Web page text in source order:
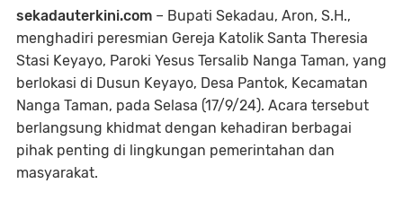
sekadauterkini.com – Bupati Sekadau, Aron, S.H.,
menghadiri peresmian Gereja Katolik Santa Theresia
Stasi Keyayo, Paroki Yesus Tersalib Nanga Taman, yang
berlokasi di Dusun Keyayo, Desa Pantok, Kecamatan
Nanga Taman, pada Selasa (17/9/24). Acara tersebut
berlangsung khidmat dengan kehadiran berbagai
pihak penting di lingkungan pemerintahan dan
masyarakat.